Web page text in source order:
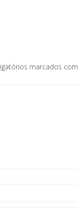
marcados com